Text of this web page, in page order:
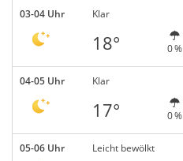
03-04 Uhr Klar
18° 0 %
04-05 Uhr Klar
17° 0 %
05-06 Uhr Leicht bewölkt